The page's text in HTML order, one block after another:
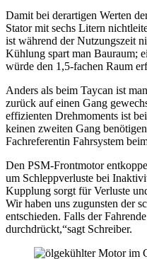
Damit bei derartigen Werten
Stator mit sechs Litern
ist während der Nutzungszeit
Kühlung spart man Bauraum;
würde den 1,5-fachen Raum
Anders als beim Taycan ist
zurück auf einen Gang
effizienten Drehmoments ist
keinen zweiten Gang
Fachreferentin Fahrsystem
Den PSM-Frontmotor
um Schleppverluste bei
Kupplung sorgt für Verluste
Wir haben uns zugunsten der
entschieden. Falls der
durchdrückt,“sagt Schreiber.